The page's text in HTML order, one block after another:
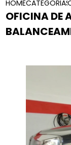
HOMECATEGORIAS
OFICINA DE